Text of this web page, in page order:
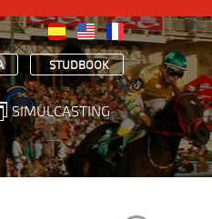
STUDBOOK
SIMULCASTING